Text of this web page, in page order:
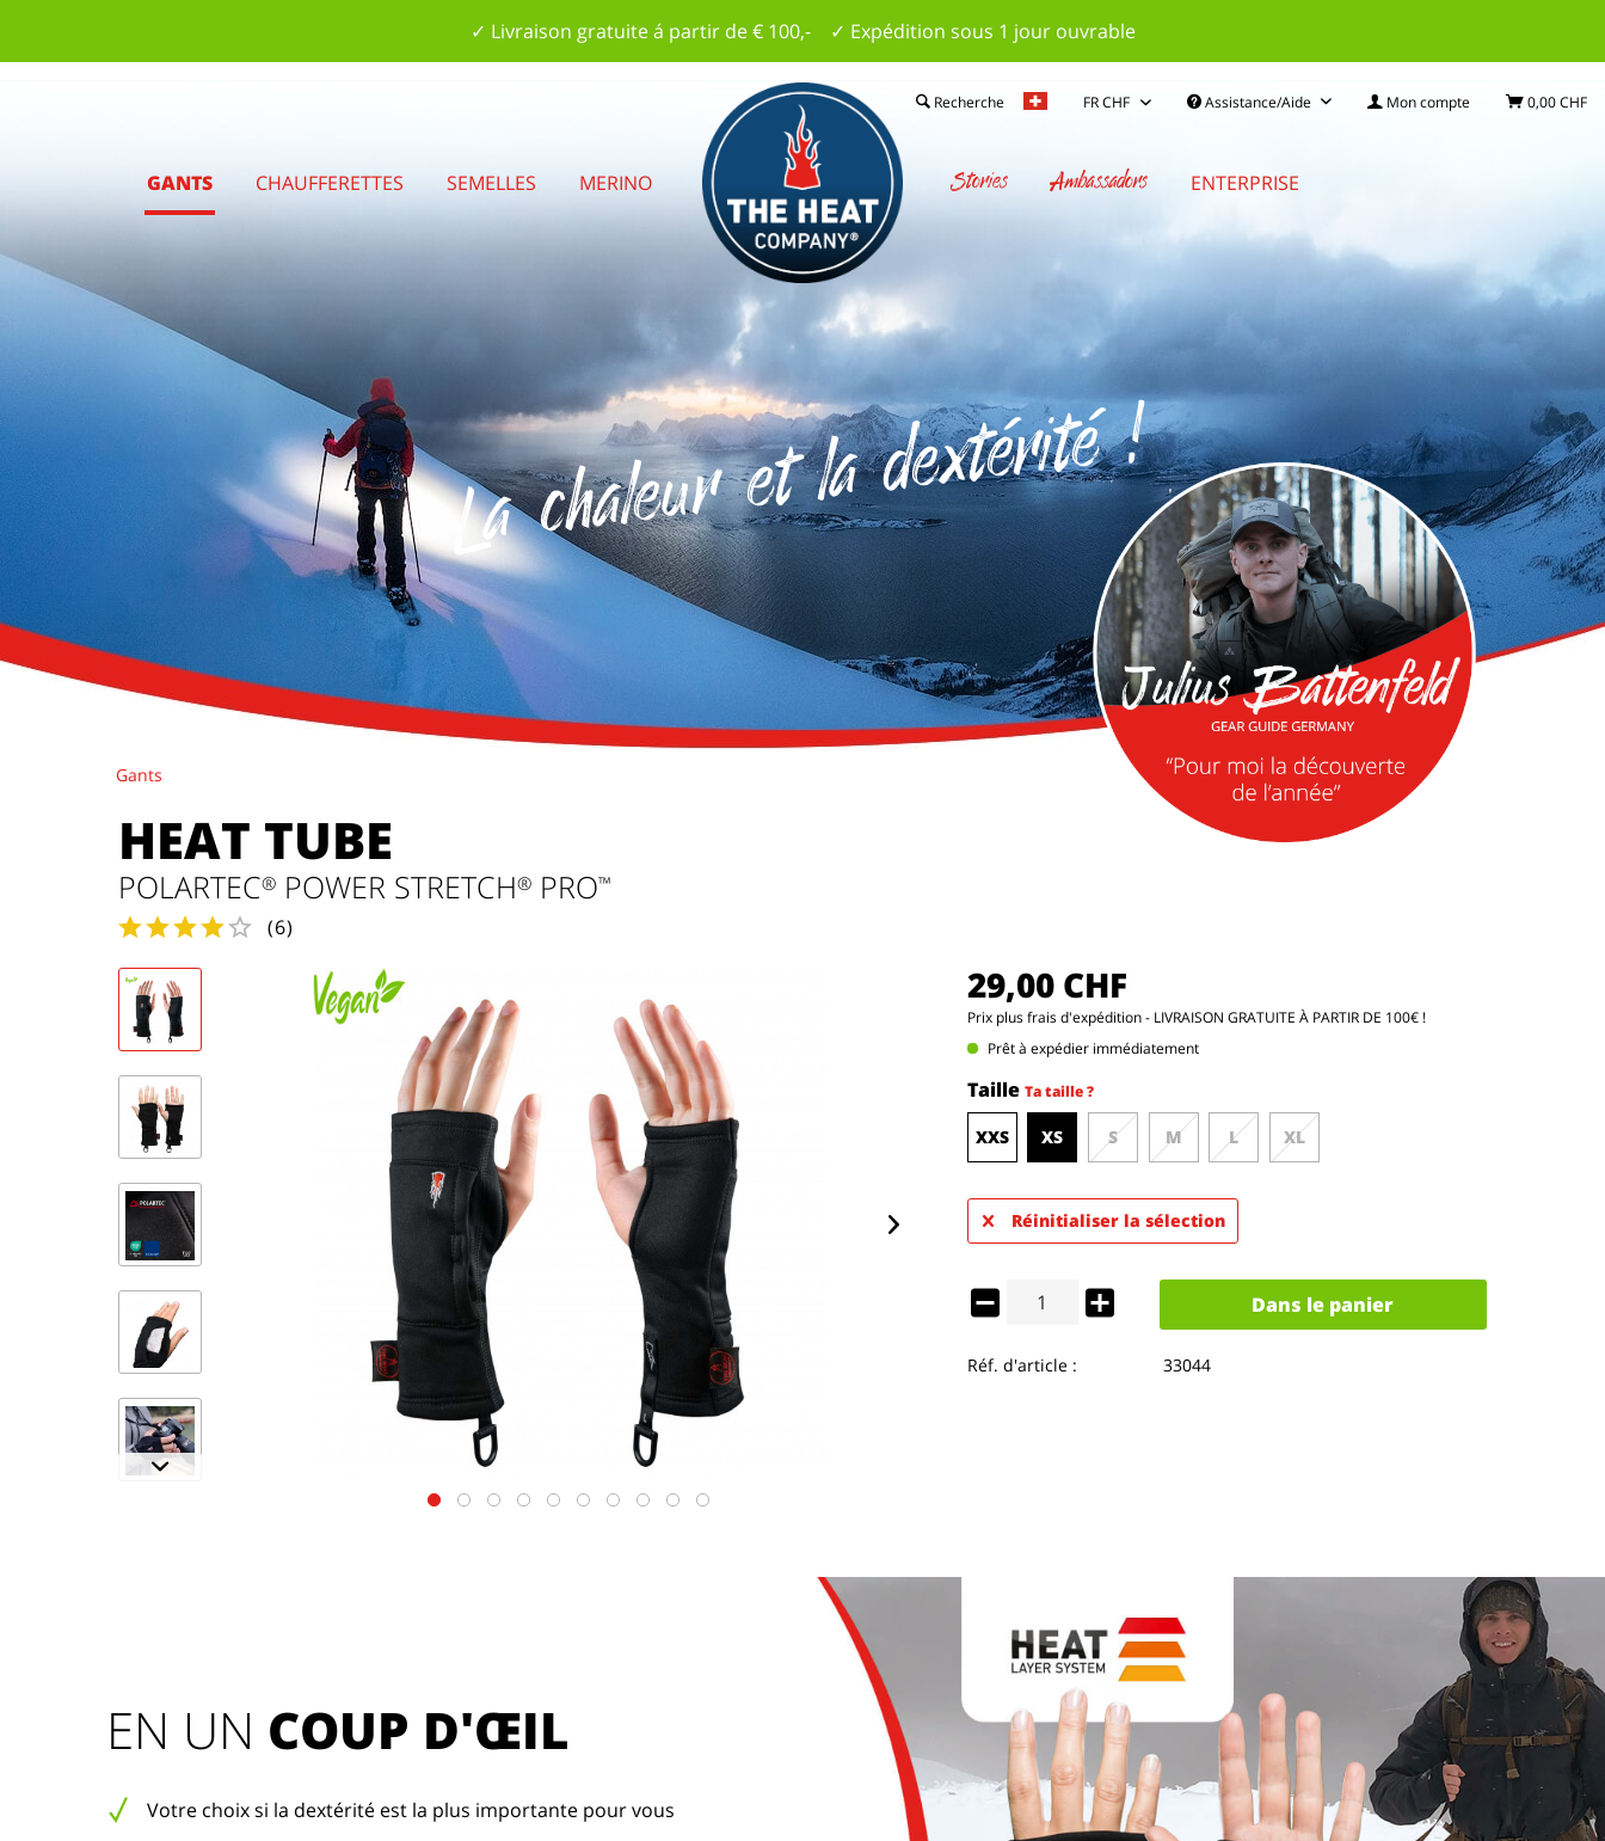
✓ Livraison gratuite á partir de € 100,- ✓ Expédition sous 1 jour ouvrable
La chaleur et la dextérité !
Assistance/Aide Mon compte 0,00 CHF
Recherche
GANTS CHAUFFERETTES SEMELLES MERINO Stories Ambassadors ENTERPRISE
Gants
HEAT TUBE
POLARTEC® POWER STRETCH® PRO™
(6)
29,00 CHF
Prix plus frais d'expédition- LIVRAISON GRATUITE À PARTIR DE 100€ !
Prêt à expédier immédiatement
Taille Ta taille ?
XXS XS S M L XL
Réinitialiser la sélection
Dans le panier
Réf. d'article : 33044
EN UN COUP D'ŒIL
Votre choix si la dextérité est la plus importante pour vous